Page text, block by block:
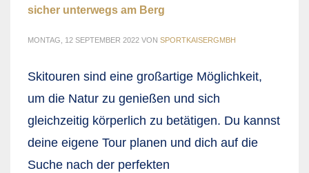
sicher unterwegs am Berg
MONTAG, 12 SEPTEMBER 2022 VON SPORTKAISERGMBH
Skitouren sind eine großartige Möglichkeit,
um die Natur zu genießen und sich
gleichzeitig körperlich zu betätigen. Du kannst
deine eigene Tour planen und dich auf die
Suche nach der perfekten